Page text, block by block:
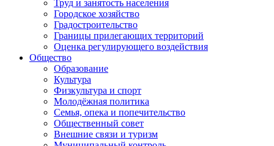
Труд и занятость населения
Городское хозяйство
Градостроительство
Границы прилегающих территорий
Оценка регулирующего воздействия
Общество
Образование
Культура
Физкультура и спорт
Молодёжная политика
Семья, опека и попечительство
Общественный совет
Внешние связи и туризм